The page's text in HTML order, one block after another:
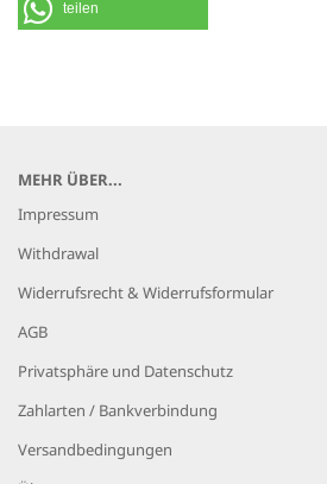
teilen
MEHR ÜBER...
Impressum
Withdrawal
Widerrufsrecht & Widerrufsformular
AGB
Privatsphäre und Datenschutz
Zahlarten / Bankverbindung
Versandbedingungen